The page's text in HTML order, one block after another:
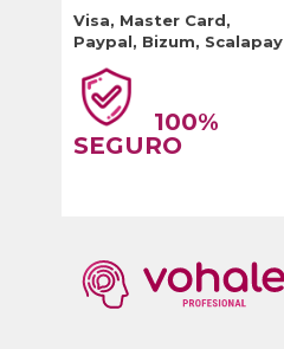
Visa, Master Card,
Paypal, Bizum, Scalapay
100%
SEGURO